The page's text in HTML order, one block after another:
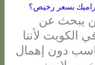
بسعر رخيص؟
من يبحث عن
لأننا
دون إهمال